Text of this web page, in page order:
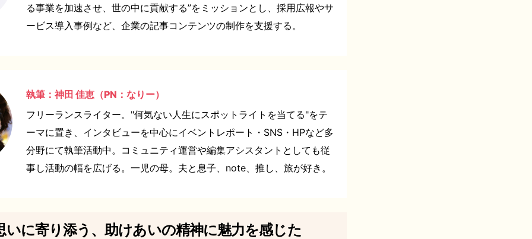
る事業を加速させ、世の中に貢献する”をミッションとし、採用広報やサ
ービス導入事例など、企業の記事コンテンツの制作を支援する。
執筆：神田 佳恵（PN：なりー）
フリーランスライター。"何気ない人生にスポットライトを当てる"をテ
ーマに置き、インタビューを中心にイベントレポート・SNS・HPなど多
分野にて執筆活動中。コミュニティ運営や編集アシスタントとしても従
事し活動の幅を広げる。一児の母。夫と息子、note、推し、旅が好き。
いに寄り添う、助けあいの精神に魅力を感じた